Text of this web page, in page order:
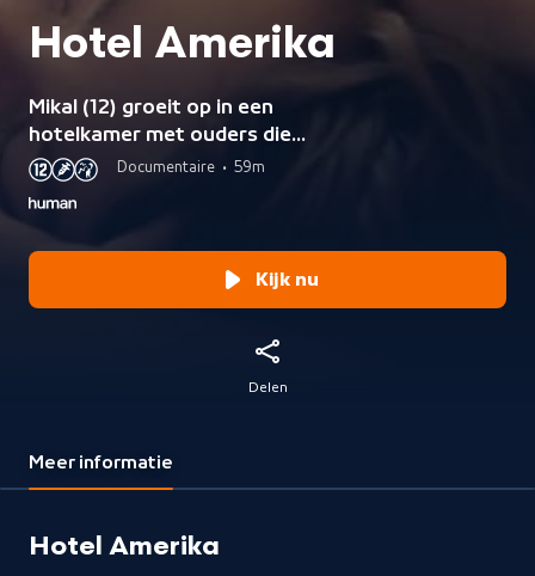
Hotel Amerika
Mikal (12) groeit op in een
hotelkamer met ouders die
worstelen met verslaving. Drie jaar
lang werd het gezin gevolgd. Het
legt de verborgen kant van de
Amerikaanse woningcrisis en
Documentaire • 59m
Kijk nu
Delen
Meer informatie
Hotel Amerika